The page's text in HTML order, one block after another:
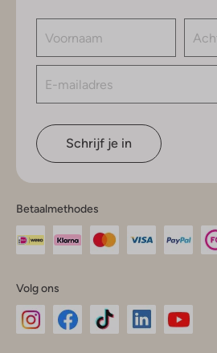
Schrijf je in
Betaalmethodes
Volg ons